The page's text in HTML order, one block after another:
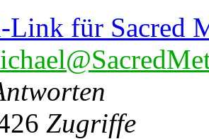
Link für Sacred
Zugriffe